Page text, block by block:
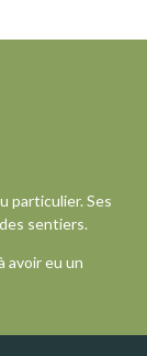
particulier. Ses
sentiers.
avoir eu un